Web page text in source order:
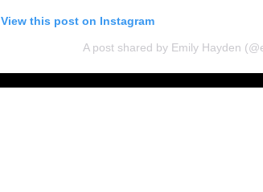
View this post on Instagram
A post shared by Emily Hayden